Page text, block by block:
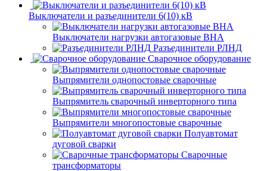
Выключатели и разъединители 6(10) кВ
Выключатели нагрузки автогазовые ВНА
Разъединители РЛНД
Сварочное оборудование
Выпрямители однопостовые сварочные
Выпрямитель сварочный инверторного типа
Выпрямители многопостовые сварочные
Полуавтомат
дуговой сварки
Сварочные
трансформаторы